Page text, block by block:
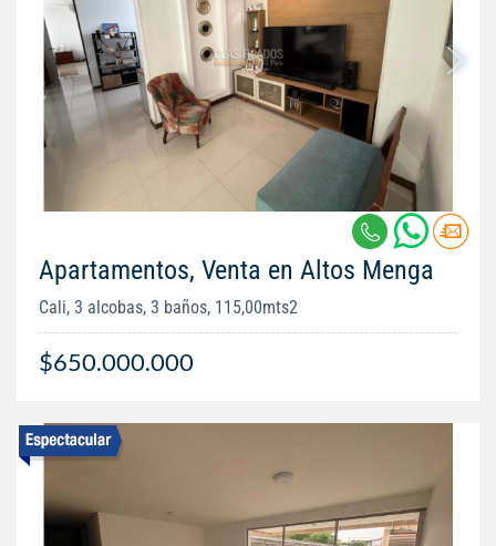
Apartamentos, Venta en Altos Menga
Cali, 3 alcobas, 3 baños, 115,00mts2
$650.000.000